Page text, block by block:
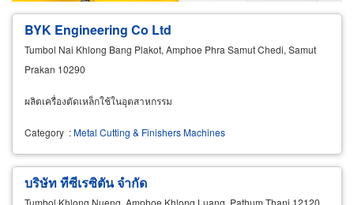
BYK Engineering Co Ltd
Tumbol Nai Khlong Bang Plakot, Amphoe Phra Samut Chedi, Samut
Prakan 10290
ผลิตเครื่องตัดเหล็กใช้ในอุตสาหกรรม
Category :Metal Cutting & Finishers Machines
บริษัท ทีซีเรซิตัน จำกัด
Tumbol Khlong Nueng, Amphoe Khlong Luang, Pathum Thani 12120